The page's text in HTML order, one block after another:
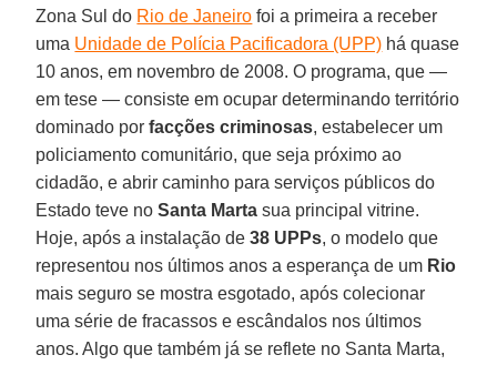
Zona Sul do Rio de Janeiro foi a primeira a receber
uma Unidade de Polícia Pacificadora (UPP) há quase
10 anos, em novembro de 2008. O programa, que —
em tese — consiste em ocupar determinando território
dominado porfacções criminosas, estabelecer um
policiamento comunitário, que seja próximo ao
cidadão, e abrir caminho para serviços públicos do
Estado teve noSanta Marta sua principal vitrine.
Hoje, após a instalação de38 UPPs, o modelo que
representou nos últimos anos a esperança de um Rio
mais seguro se mostra esgotado, após colecionar
uma série de fracassos e escândalos nos últimos
anos. Algo que também já se reflete no Santa Marta,